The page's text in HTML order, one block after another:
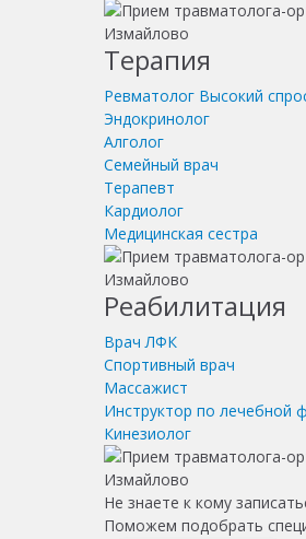
Терапия
Ревматолог Высокий
Эндокринолог
Алголог
Семейный врач
Терапевт
Кардиолог
Медицинская сестра
Реабилитация
Врач ЛФК
Спортивный врач
Массажист
Инструктор по лечебной
Кинезиолог
Не знаете к кому
Поможем подобрать